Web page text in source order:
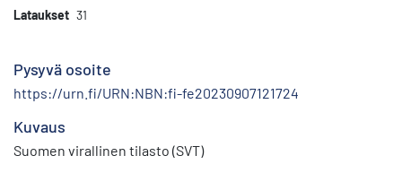
Lataukset 31
Pysyvä osoite
https://urn.fi/URN:NBN:fi-fe20230907121724
Kuvaus
Suomen virallinen tilasto (SVT)